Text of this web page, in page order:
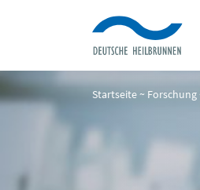
Startseite~ Forschung